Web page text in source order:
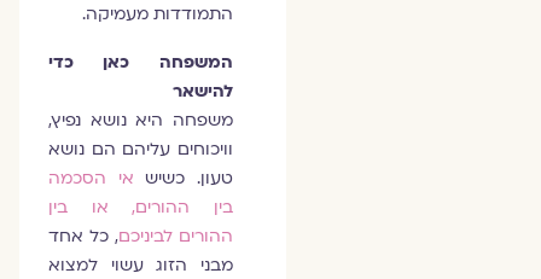
התמודדות מעמיקה.
המשפחה כאן כדי
להישאר
משפחה היא נושא נפיץ,
וויכוחים עליהם הם נושא
טעון. כשיש אי הסכמה
בין ההורים, או בין
ההורים לביניכם, כל אחד
מבני הזוג עשוי למצוא